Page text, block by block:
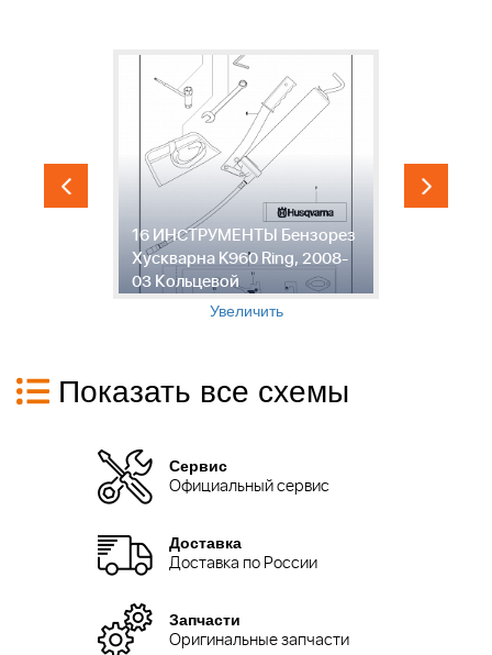
16 ИНСТРУМЕНТЫ Бензорез
Хускварна K960 Ring, 2008-
03 Кольцевой
Увеличить
Показать все схемы
Сервис
Официальный сервис
Доставка
Доставка по России
Запчасти
Оригинальные запчасти